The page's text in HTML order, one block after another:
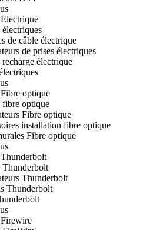
électriques
de câble électrique
de prises électriques
recharge électrique
optique
fibre optique
Fibre optique
installation fibre optique
Fibre optique
Thunderbolt
Thunderbolt
Thunderbolt